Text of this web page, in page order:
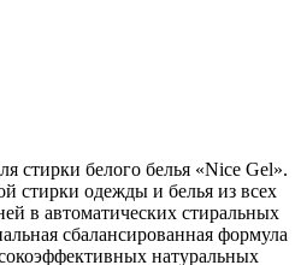
стирки белого белья «Nice Gel».
стирки одежды и белья из всех
в автоматических стиральных
сбалансированная формула
натуральных